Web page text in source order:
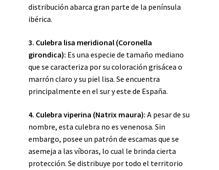
distribución abarca gran parte de la península
ibérica.
3. Culebra lisa meridional (Coronella
girondica): Es una especie de tamaño mediano
que se caracteriza por su coloración grisácea o
marrón claro y su piel lisa. Se encuentra
principalmente en el sur y este de España.
4. Culebra viperina (Natrix maura): A pesar de su
nombre, esta culebra no es venenosa. Sin
embargo, posee un patrón de escamas que se
asemeja a las víboras, lo cual le brinda cierta
protección. Se distribuye por todo el territorio